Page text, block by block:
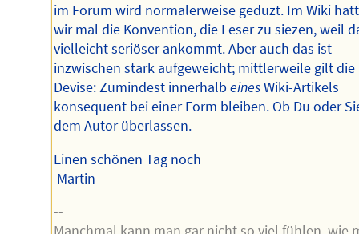
im Forum wird normalerweise geduzt. Im Wiki
wir mal die Konvention, die Leser zu siezen, weil
vielleicht seriöser ankommt. Aber auch das ist
inzwischen stark aufgeweicht; mittlerweile gilt die
Devise: Zumindest innerhalbeinesWiki-Artikels
konsequent bei einer Form bleiben. Ob Du oder
dem Autor überlassen.
Einen schönen Tag noch
Martin
--